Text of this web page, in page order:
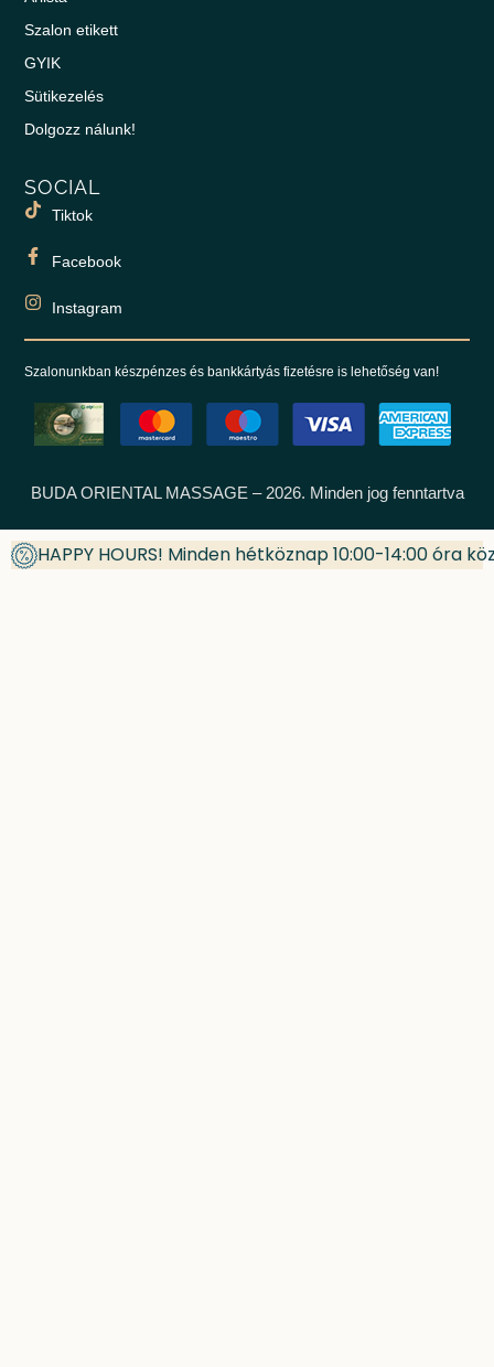
Szalon etikett
GYIK
Sütikezelés
Dolgozz nálunk!
SOCIAL
Tiktok
Facebook
Instagram
Szalonunkban készpénzes és bankkártyás fizetésre is lehetőség van!
BUDA ORIENTAL MASSAGE – 2026. Minden jog fenntartva
HAPPY HOURS! Minden hétköznap 10:00-14:00 óra